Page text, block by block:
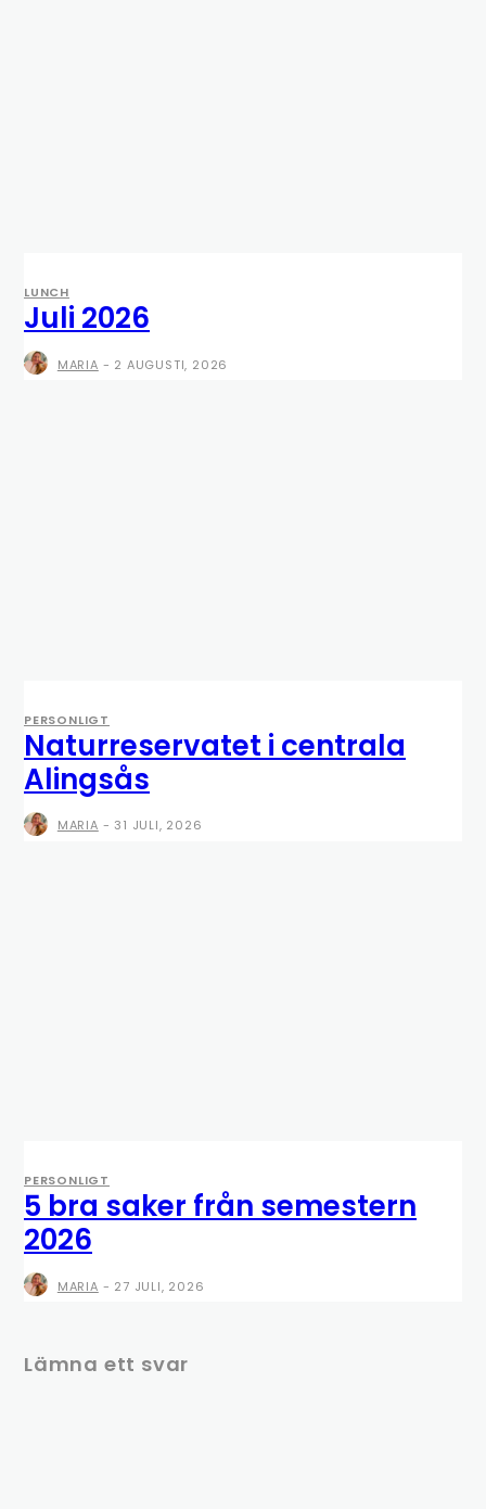
LUNCH
Juli 2026
MARIA - 2 AUGUSTI, 2026
PERSONLIGT
Naturreservatet i centrala
Alingsås
MARIA - 31 JULI, 2026
PERSONLIGT
5 bra saker från semestern
2026
MARIA - 27 JULI, 2026
Lämna ett svar